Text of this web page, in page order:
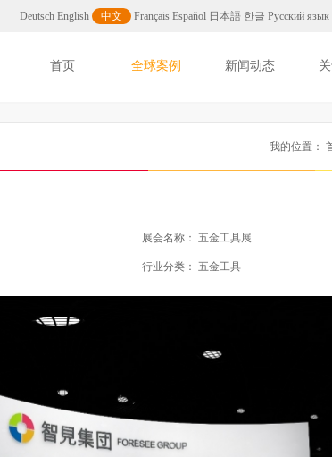
Deutsch English 中文 Français Español 日本語 한글 Русский язык
首页 全球案例 新闻动态
我的位置：
展会名称： 五金工具展
行业分类： 五金工具